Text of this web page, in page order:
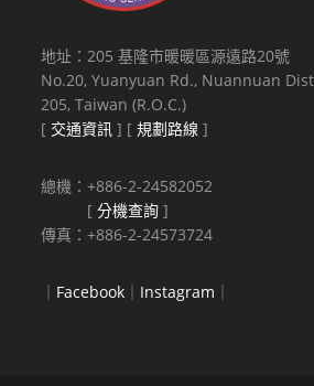
地址：205 基隆市暖暖區源遠路20號
No.20, Yuanyuan Rd., Nuannuan
205, Taiwan (R.O.C.)
[ 交通資訊 ] [規劃路線 ]
總機：+886-2-24582052
[分機查詢 ]
傳真：+886-2-24573724
｜ Facebook ｜ Instagram ｜